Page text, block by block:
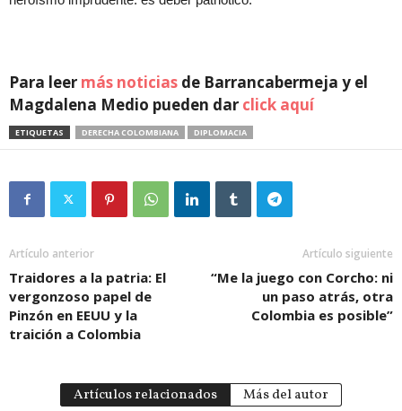
Para leer más noticias de Barrancabermeja y el
Magdalena Medio pueden dar click aquí
ETIQUETAS DERECHA COLOMBIANA DIPLOMACIA
Artículo anterior
Traidores a la patria: El
vergonzoso papel de
Pinzón en EEUU y la
traición a Colombia
Artículo siguiente
“Me la juego con Corcho: ni
un paso atrás, otra
Colombia es posible”
Artículos relacionados Más del autor